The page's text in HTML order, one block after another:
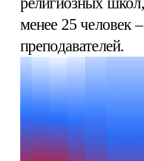
менее 25 человек
преподавателей.